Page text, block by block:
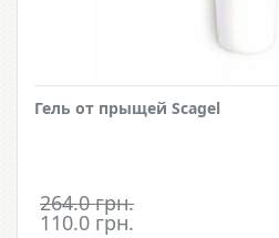
Гель от прыщей Scagel
264.0 грн.
110.0 грн.